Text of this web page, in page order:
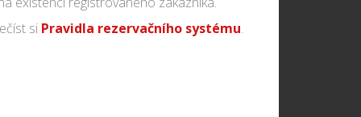
si Pravidla rezervačního systému.